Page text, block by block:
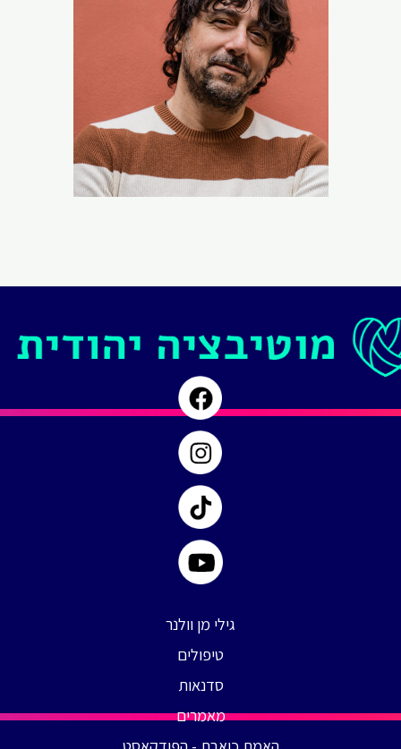
גילי מן וולנר
טיפולים
סדנאות
מאמרים